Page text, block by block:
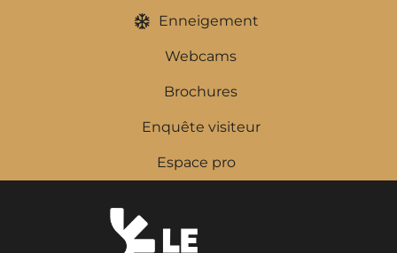
Enneigement
Webcams
Brochures
Enquête visiteur
Espace pro